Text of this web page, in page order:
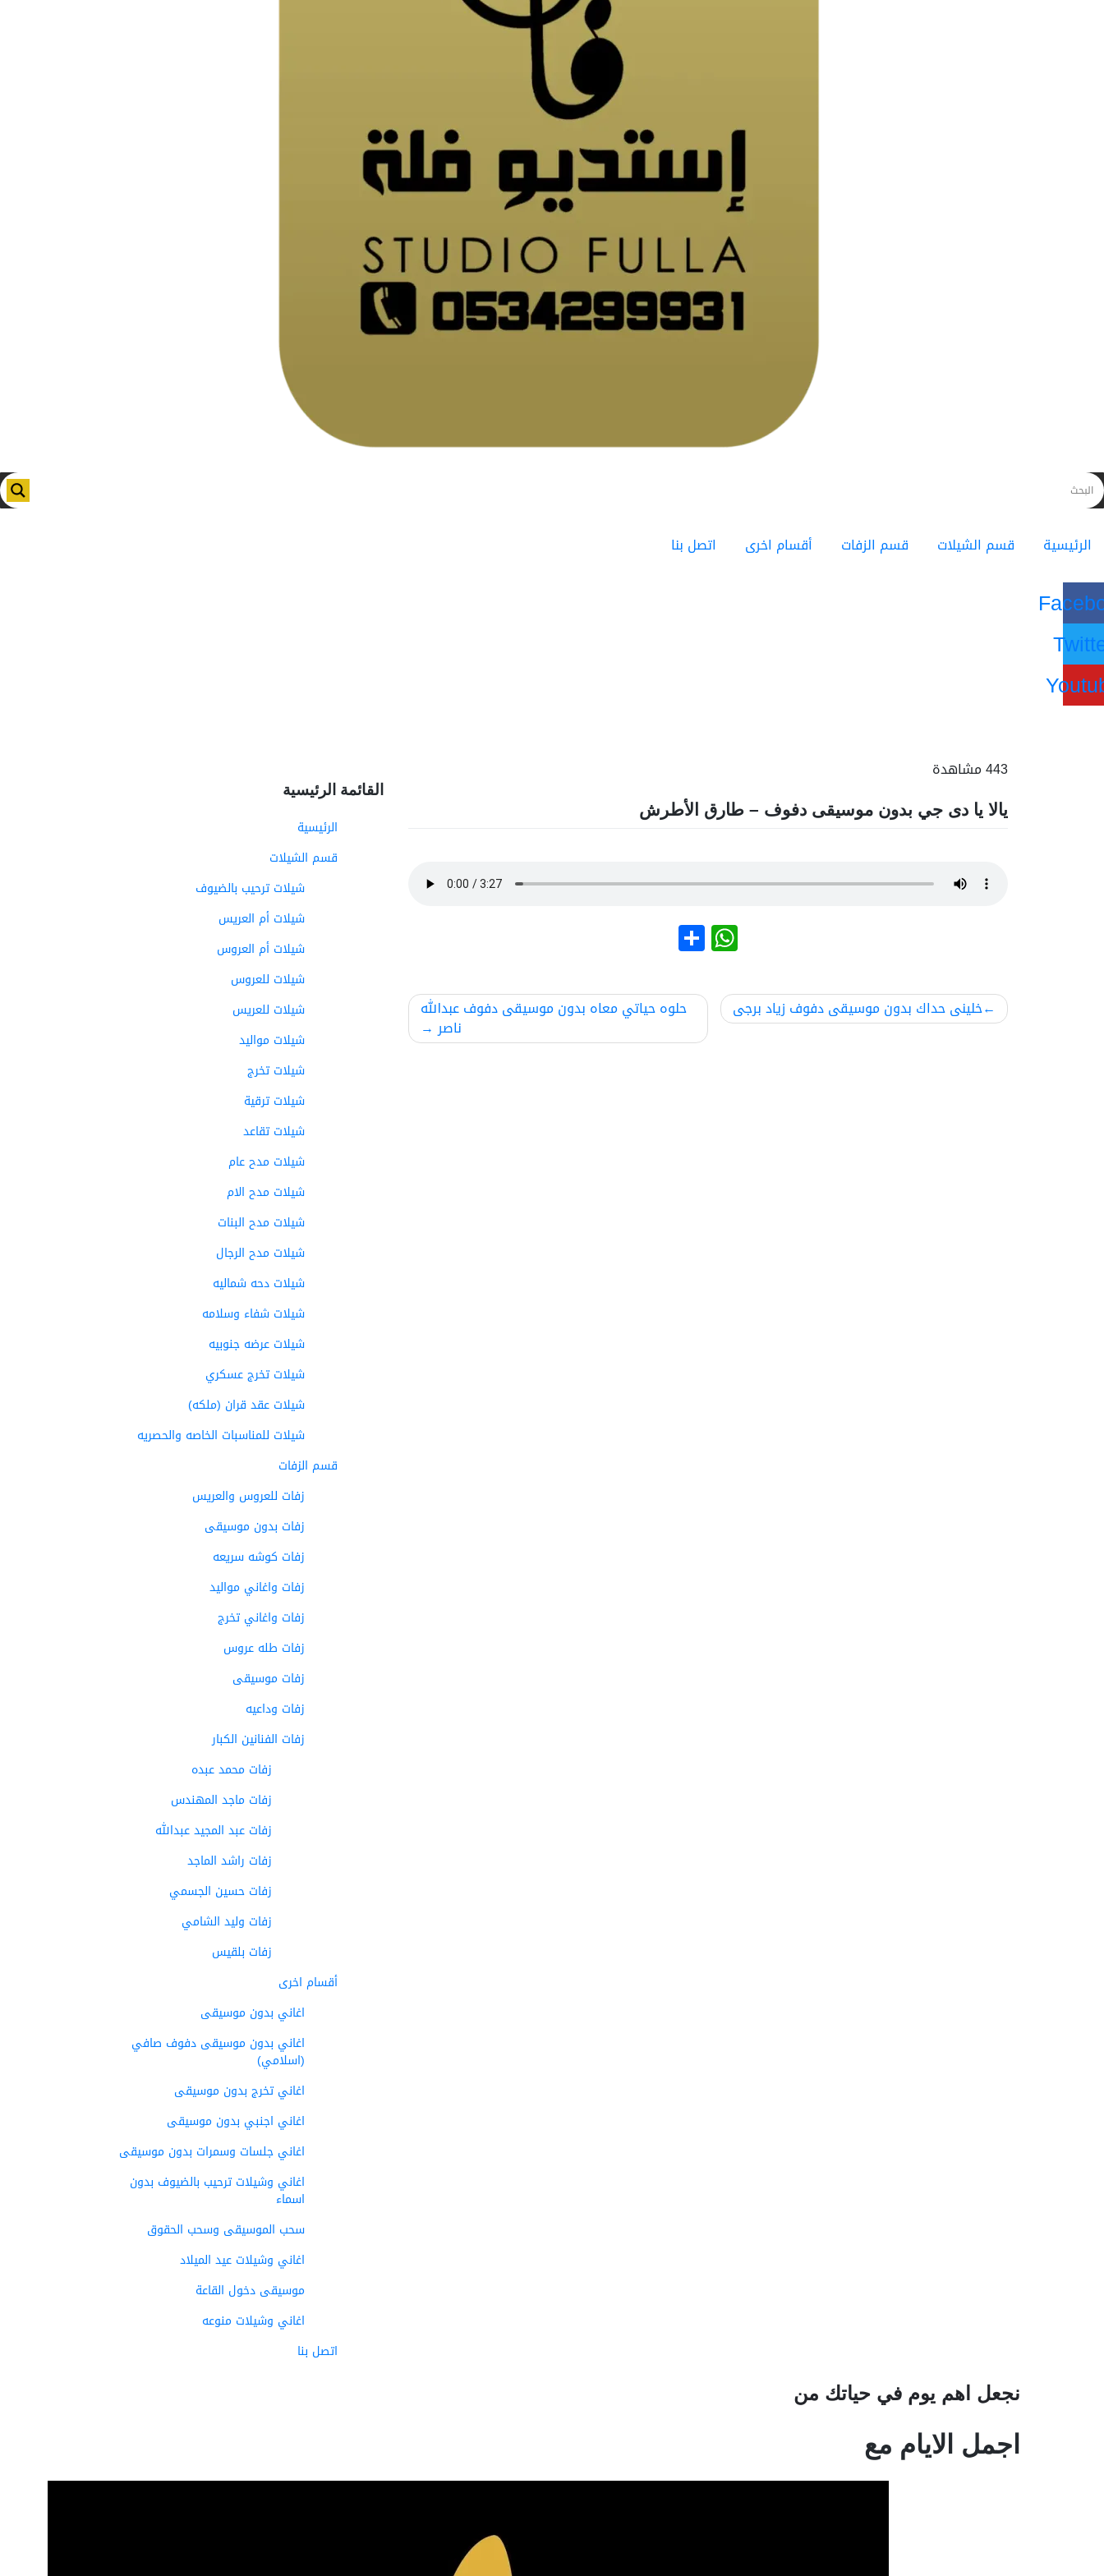
الرئيسية قسم الشيلات قسم الزفات أقسام اخرى اتصل بنا
443 مشاهدة
يالا يا دى جي بدون موسيقى دفوف – طارق الأطرش
WhatsApp
تصفّح
المقالات
خلينى حداك بدون موسيقى دفوف زياد برجى حلوه حياتي معاه بدون موسيقى دفوف عبدالله
ناصر
القائمة الرئيسية
الرئيسية
قسم الشيلات
شيلات ترحيب بالضيوف
شيلات أم العريس
شيلات أم العروس
شيلات للعروس
شيلات للعريس
شيلات مواليد
شيلات تخرج
شيلات ترقية
شيلات تقاعد
شيلات مدح عام
شيلات مدح الام
شيلات مدح البنات
شيلات مدح الرجال
شيلات دحه شماليه
شيلات شفاء وسلامه
شيلات عرضه جنوبيه
شيلات تخرج عسكري
شيلات عقد قران (ملكه)
شيلات للمناسبات الخاصه والحصريه
قسم الزفات
زفات للعروس والعريس
زفات بدون موسيقى
زفات كوشه سريعه
زفات واغاني مواليد
زفات واغاني تخرج
زفات طله عروس
زفات موسيقى
زفات وداعيه
زفات الفنانين الكبار
زفات محمد عبده
زفات ماجد المهندس
زفات عبد المجيد عبدالله
زفات راشد الماجد
زفات حسين الجسمي
زفات وليد الشامي
زفات بلقيس
أقسام اخرى
اغاني بدون موسيقى
اغاني بدون موسيقى دفوف صافي
(اسلامي)
اغاني تخرج بدون موسيقى
اغاني اجنبي بدون موسيقى
اغاني جلسات وسمرات بدون موسيقى
اغاني وشيلات ترحيب بالضيوف بدون
اسماء
سحب الموسيقى وسحب الحقوق
اغاني وشيلات عيد الميلاد
موسيقى دخول القاعة
اغاني وشيلات منوعه
اتصل بنا
نجعل اهم يوم في حياتك من
اجمل الايام مع